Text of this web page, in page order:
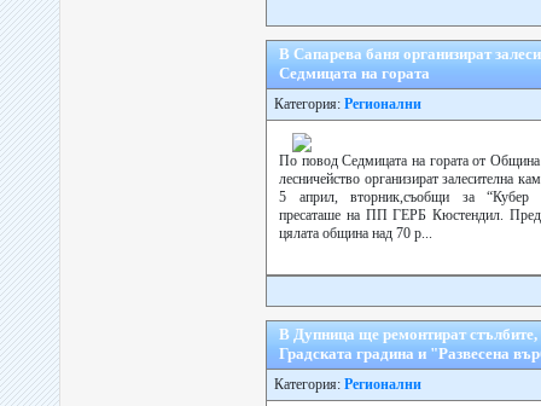
В Сапарева баня организират
Седмицата на гората
Категория: Регионални
По повод Седмицата на гората от
лесничейство организират залесителна
5 април, вторник,съобщи за “Кубер
пресаташе на ПП ГЕРБ Кюстендил.
цялата община над 70 р...
В Дупница ще ремонтират
Градската градина и "Развесена
Категория: Регионални